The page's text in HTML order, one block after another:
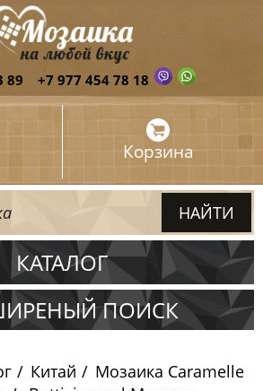
89 +7 977 454 78 18
Корзина
КАТАЛОГ
ПОИСК
Китай
Мозаика Caramelle